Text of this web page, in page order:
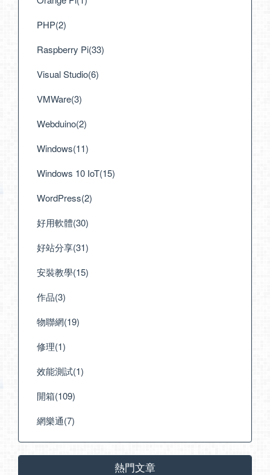
PHP(2)
Raspberry Pi(33)
Visual Studio(6)
VMWare(3)
Webduino(2)
Windows(11)
Windows 10 IoT(15)
WordPress(2)
好用軟體(30)
好站分享(31)
安裝教學(15)
作品(3)
物聯網(19)
修理(1)
效能測試(1)
開箱(109)
網樂通(7)
熱門文章